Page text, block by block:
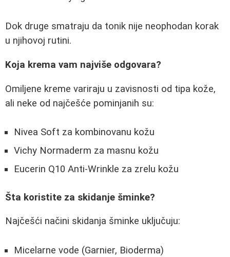
Dok druge smatraju da tonik nije neophodan korak
u njihovoj rutini.
Koja krema vam najviše odgovara?
Omiljene kreme variraju u zavisnosti od tipa kože,
ali neke od najčešće pominjanih su:
Nivea Soft za kombinovanu kožu
Vichy Normaderm za masnu kožu
Eucerin Q10 Anti-Wrinkle za zrelu kožu
Šta koristite za skidanje šminke?
Najčešći načini skidanja šminke uključuju:
Micelarne vode (Garnier, Bioderma)